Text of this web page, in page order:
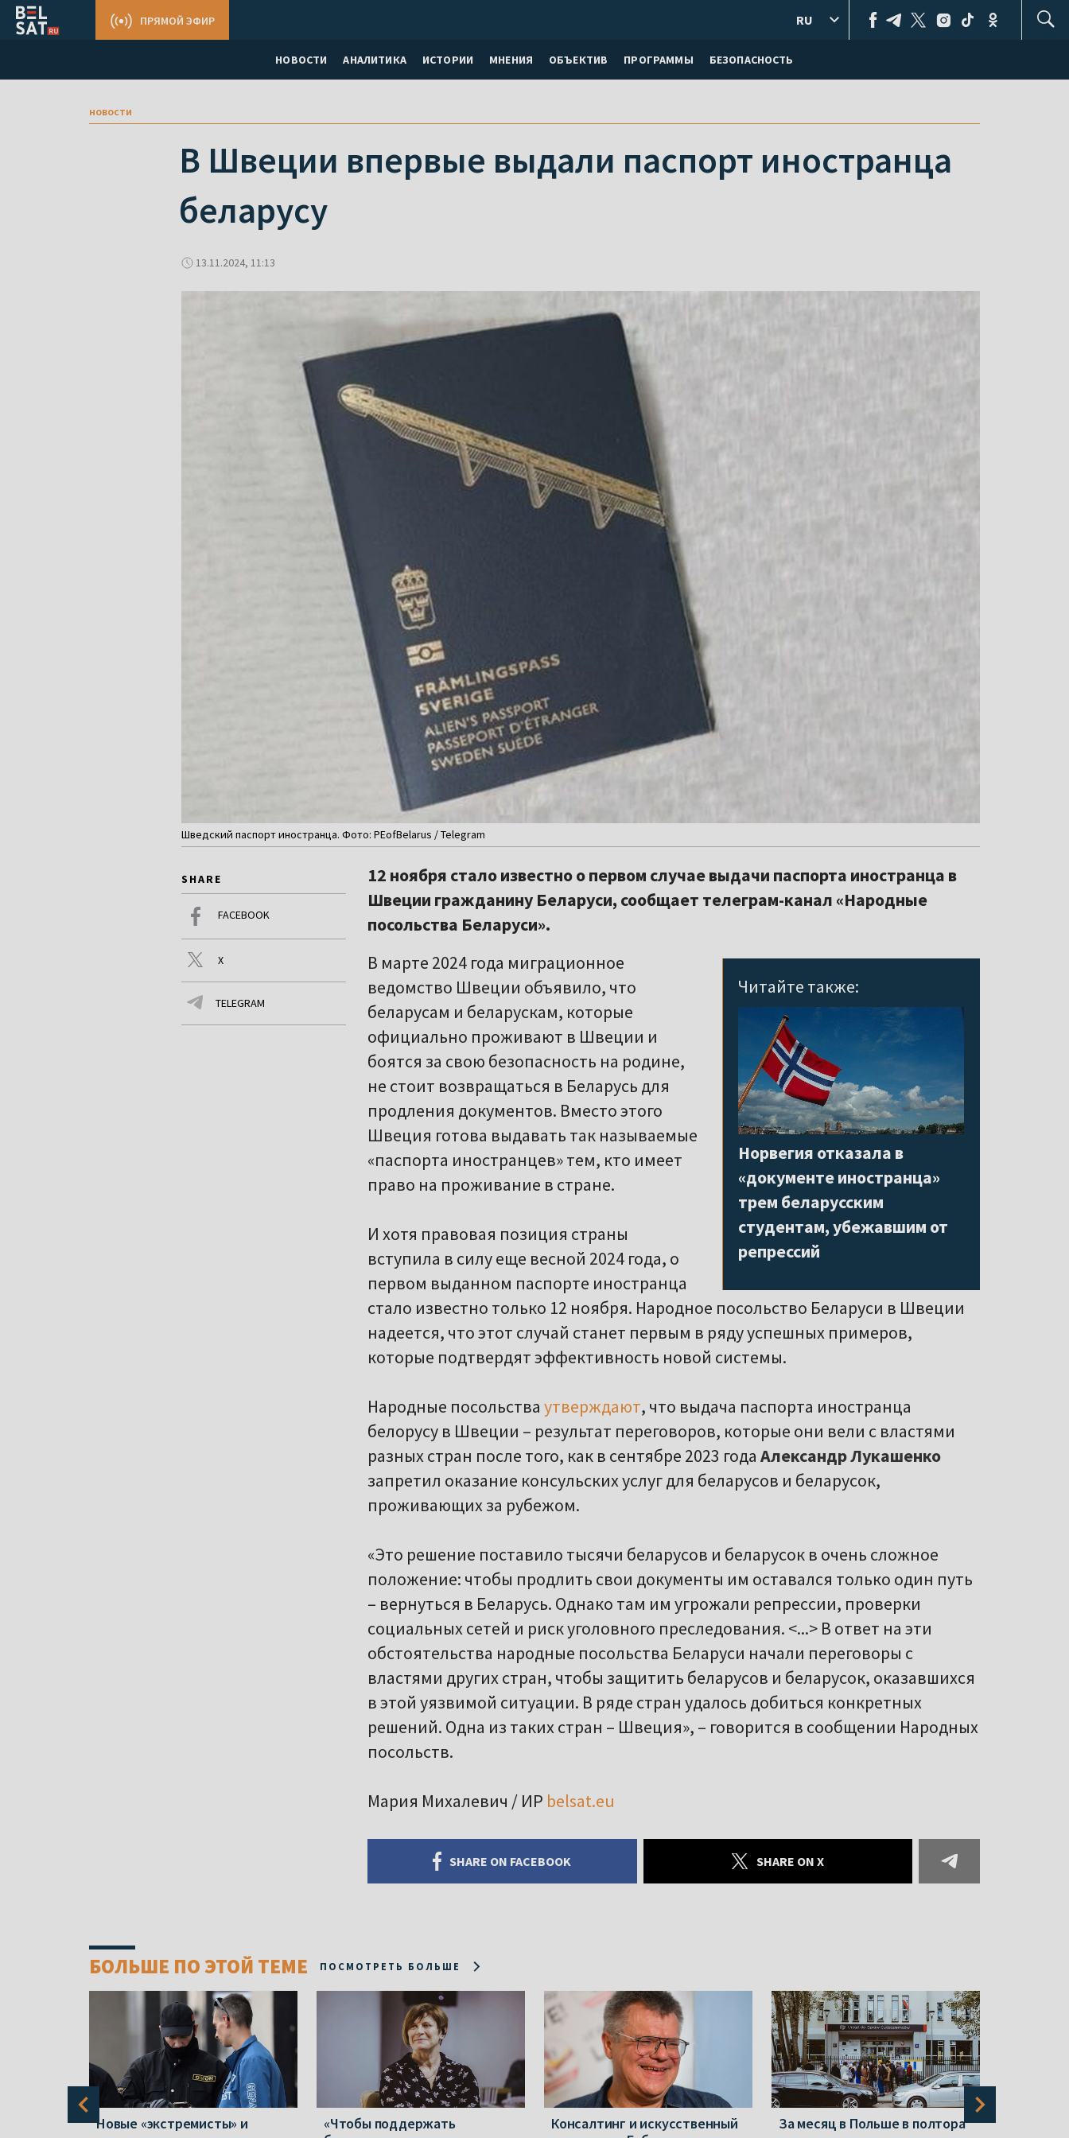
НОВОСТИ АНАЛИТИКА ИСТОРИИ МНЕНИЯ ОБЪЕКТИВ ПРОГРАММЫ БЕЗОПАСНОСТЬ
ПРЯМОЙ ЭФИР RU
новости
В Швеции впервые выдали паспорт иностранца
беларусу
13.11.2024, 11:13
Шведский паспорт иностранца. Фото: PEofBelarus / Telegram
SHARE
FACEBOOK
X
TELEGRAM
12 ноября стало известно о первом случае выдачи паспорта иностранца в
Швеции гражданину Беларуси, сообщает телеграм-канал «Народные
посольства Беларуси».
Читайте также:
Норвегия отказала в
«документе иностранца»
трем беларусским
студентам, убежавшим от
репрессий
В марте 2024 года миграционное
ведомство Швеции объявило, что
беларусам и беларускам, которые
официально проживают в Швеции и
боятся за свою безопасность на родине,
не стоит возвращаться в Беларусь для
продления документов. Вместо этого
Швеция готова выдавать так называемые
«паспорта иностранцев» тем, кто имеет
право на проживание в стране.
И хотя правовая позиция страны
вступила в силу еще весной 2024 года, о
первом выданном паспорте иностранца
стало известно только 12 ноября. Народное посольство Беларуси в Швеции
надеется, что этот случай станет первым в ряду успешных примеров,
которые подтвердят эффективность новой системы.
Народные посольства утверждают, что выдача паспорта иностранца
белорусу в Швеции – результат переговоров, которые они вели с властями
разных стран после того, как в сентябре 2023 года Александр Лукашенко
запретил оказание консульских услуг для беларусов и беларусок,
проживающих за рубежом.
«Это решение поставило тысячи беларусов и беларусок в очень сложное
положение: чтобы продлить свои документы им оставался только один путь
– вернуться в Беларусь. Однако там им угрожали репрессии, проверки
социальных сетей и риск уголовного преследования. <...> В ответ на эти
обстоятельства народные посольства Беларуси начали переговоры с
властями других стран, чтобы защитить беларусов и беларусок, оказавшихся
в этой уязвимой ситуации. В ряде стран удалось добиться конкретных
решений. Одна из таких стран – Швеция», – говорится в сообщении Народных
посольств.
Мария Михалевич / ИР belsat.eu
SHARE ON FACEBOOK SHARE ON X
БОЛЬШЕ ПО ЭТОЙ ТЕМЕ ПОСМОТРЕТЬ БОЛЬШЕ
Новые «экстремисты» и
«Чтобы поддержать
Консалтинг и искусственный
За месяц в Польше в полтора